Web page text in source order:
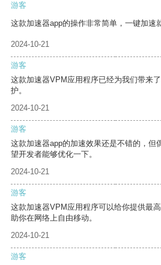
游客
这款加速器app的操作非常简单，一键加速
2024-10-21
游客
这款加速器VPM应用程序已经为我们带来
护。
2024-10-21
游客
这款加速器app的加速效果还是不错的，但
望开发者能够优化一下。
2024-10-21
游客
这款加速器VPM应用程序可以给你提供最
助你在网络上自由移动。
2024-10-21
游客